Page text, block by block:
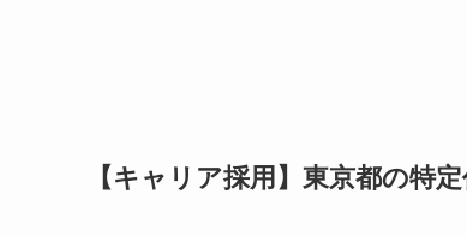
【キャリア採用】東京都の特